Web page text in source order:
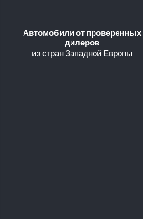
Автомобили от проверенных
дилеров
из стран Западной Европы